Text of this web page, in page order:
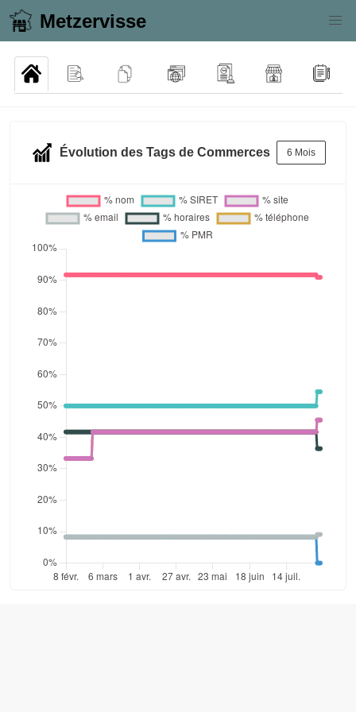
Metzervisse
Évolution des Tags de Commerces 6 Mois